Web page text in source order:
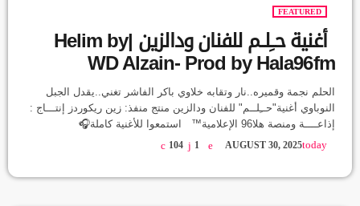
FEATURED
أغنية حــِلــم للفنان ودالزين |Helim by
WD Alzain- Prod by Hala96fm
الحلم نجمة وقميره..نار وتقابه خلاوي باكر الفاشر تغني..يقدل الجبل
النوباوي أغنية"حــِلــم" للفنان ودالزين منتج منفذ: زين ريكوردز إنتـــاج :
إذاعــــة ومنصة هلا96 الإعلامية™ استمعوا للأغنية كاملة🎧
https://youtu.be/I5-0BurTeHY حتت كتيرة في السودان، فيها ناس
today
AUGUST 30, 2025
104 1